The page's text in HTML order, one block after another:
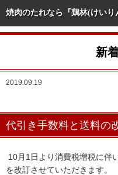
焼肉のたれなら『鶏林(けいり
新着情報
業務用商品情報
オリジナル・特注商品
新
2019.09.19
代引き手数料と送料の
10月1日より消費税増税に伴
を改訂させていただきます。